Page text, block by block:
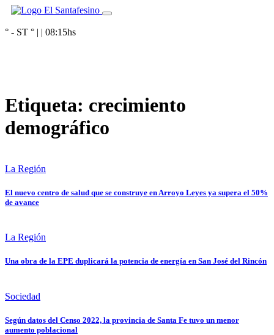
° - ST ° | | 08:15hs
Etiqueta: crecimiento
demográfico
La Región
El nuevo centro de salud que se construye en Arroyo Leyes ya supera el 50%
de avance
La Región
Una obra de la EPE duplicará la potencia de energía en San José del Rincón
Sociedad
Según datos del Censo 2022, la provincia de Santa Fe tuvo un menor
aumento poblacional